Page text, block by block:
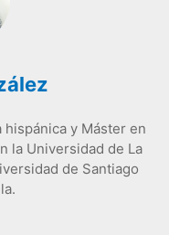
hispánica y Máster en
la Universidad de La
de Santiago